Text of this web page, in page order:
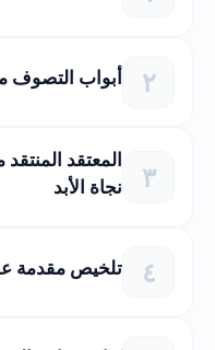
أبواب التصوف
المعتقد
نجاة الأبد
تلخيص مقدمة